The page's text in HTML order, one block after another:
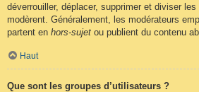
déverrouiller, déplacer, supprimer et diviser
modèrent. Généralement, les modérateurs
partent en hors-sujet ou publient du contenu
Haut
Que sont les groupes d’utilisateurs ?